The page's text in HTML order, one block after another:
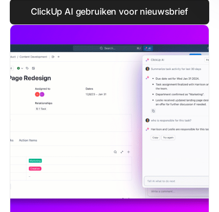
ClickUp AI gebruiken voor nieuwsbrief